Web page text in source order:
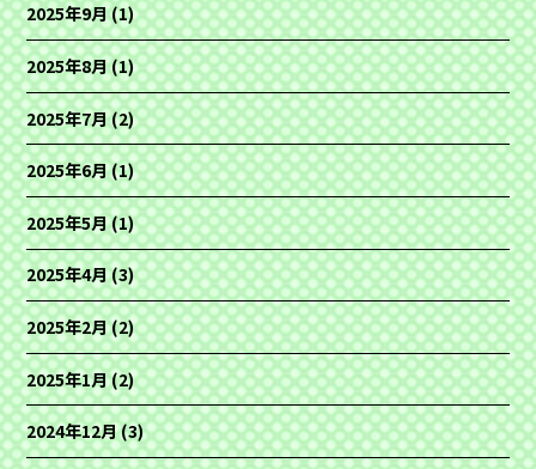
2025年9月(1)
2025年8月(1)
2025年7月(2)
2025年6月(1)
2025年5月(1)
2025年4月(3)
2025年2月(2)
2025年1月(2)
2024年12月(3)